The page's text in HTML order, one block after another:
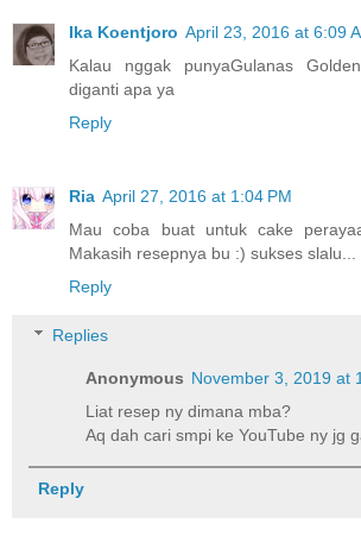
Ika Koentjoro April 23, 2016 at 6:09
Kalau nggak punyaGulanas
diganti apa ya
Reply
Ria April 27, 2016 at 1:04 PM
Mau coba buat untuk cake
Makasih resepnya bu :) sukses
Reply
Replies
Anonymous November 3, 2019 at
Liat resep ny dimana mba?
Aq dah cari smpi ke YouTube ny jg
Reply